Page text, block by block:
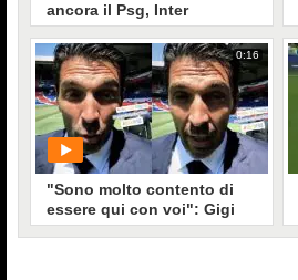
ancora il Psg, Inter
fiduciosa di chiudere
PLAY
25012• diSky Video
0:16
"Sono molto contento di
essere qui con voi": Gigi
Buffon saluta i tifosi del